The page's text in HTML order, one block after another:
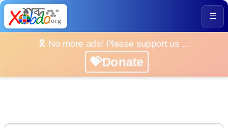
☰
🎗️ No more ads! Please support us ...
💝Donate